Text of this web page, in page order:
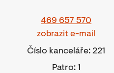
469 657 570
zobrazit e-mail
Číslo kanceláře: 221
Patro: 1